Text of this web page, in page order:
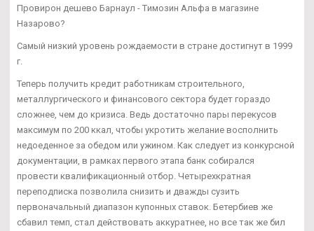
Провирон дешево Барнаул - Tимозин Альфа в магазине
Назарово?
Самый низкий уровень рождаемости в стране достигнут в 1999
г.
Теперь получить кредит работникам строительного,
металлургического и финансового сектора будет гораздо
сложнее, чем до кризиса. Ведь достаточно пары перекусов
максимум по 200 ккал, чтобы укротить желание восполнить
недоеденное за обедом или ужином. Как следует из конкурсной
документации, в рамках первого этапа банк собирался
провести квалификационный отбор. Четырехкратная
переподписка позволила снизить и дважды сузить
первоначальный диапазон купонных ставок. Бетербиев же
сбавил темп, стал действовать аккуратнее, но все так же бил